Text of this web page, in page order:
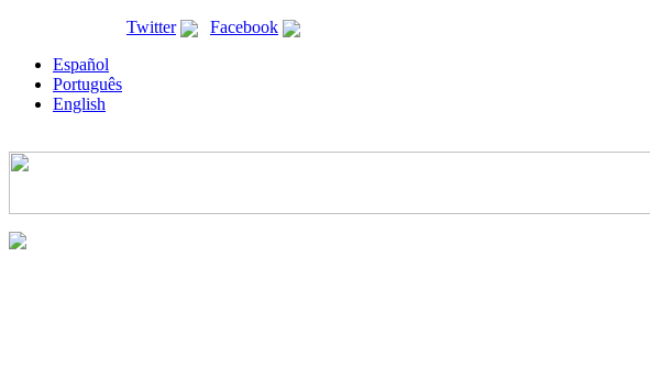
Twitter Facebook
Español
Português
English